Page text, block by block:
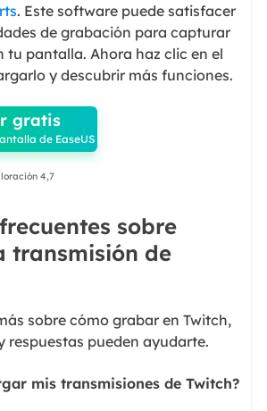
. Este software puede satisfacer
de grabación para capturar
tu pantalla. Ahora haz clic en el
y descubrir más funciones.
gratis
de EaseUS
4,7
sobre
transmisión de
sobre cómo grabar en Twitch,
respuestas pueden ayudarte.
mis transmisiones de Twitch?